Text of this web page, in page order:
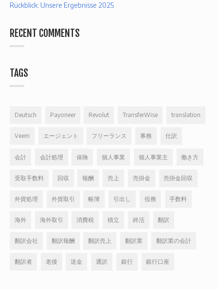
Rückblick: Unsere Ergebnisse 2025
RECENT COMMENTS
TAGS
Deutsch Payoneer Revolut TransferWise translation
Veem エージェント フリーランス 事務 仕訳
会計 会計処理 保険 個人事業 個人事業主 働き方
受取手数料 回収 報酬 売上 売掛金 売掛金回収
外貨処理 外貨取引 帳簿 引出し 役務 手数料
海外 海外取引 消費税 積立 終活 翻訳
翻訳会社 翻訳報酬 翻訳売上 翻訳業 翻訳業の会計
翻訳者 老後 送金 通訳 銀行 銀行口座